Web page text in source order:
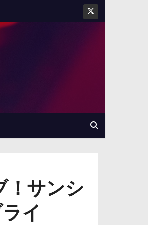
！サンシ
イ